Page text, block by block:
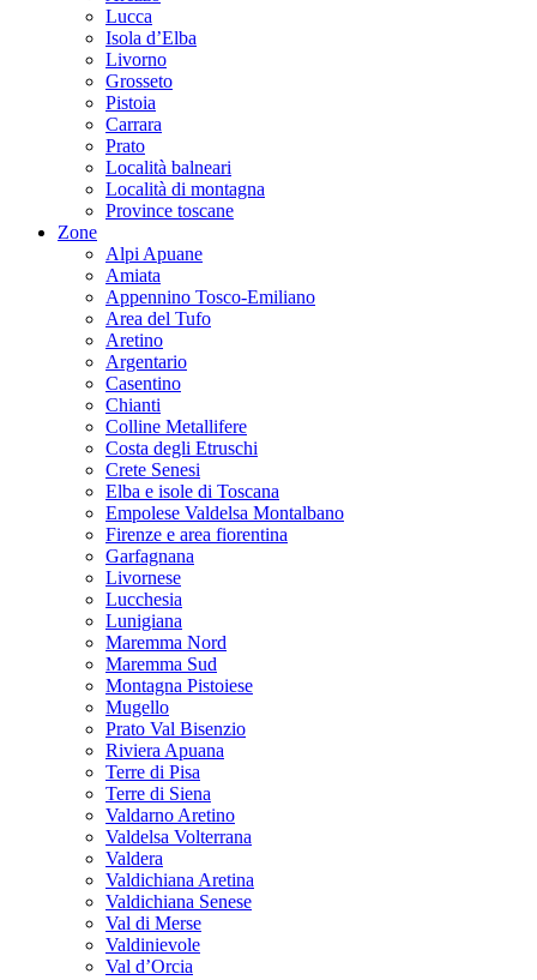
Lucca
Isola d’Elba
Livorno
Grosseto
Pistoia
Carrara
Prato
Località balneari
Località di montagna
Province toscane
Zone
Alpi Apuane
Amiata
Appennino Tosco-Emiliano
Area del Tufo
Aretino
Argentario
Casentino
Chianti
Colline Metallifere
Costa degli Etruschi
Crete Senesi
Elba e isole di Toscana
Empolese Valdelsa Montalbano
Firenze e area fiorentina
Garfagnana
Livornese
Lucchesia
Lunigiana
Maremma Nord
Maremma Sud
Montagna Pistoiese
Mugello
Prato Val Bisenzio
Riviera Apuana
Terre di Pisa
Terre di Siena
Valdarno Aretino
Valdelsa Volterrana
Valdera
Valdichiana Aretina
Valdichiana Senese
Val di Merse
Valdinievole
Val d’Orcia